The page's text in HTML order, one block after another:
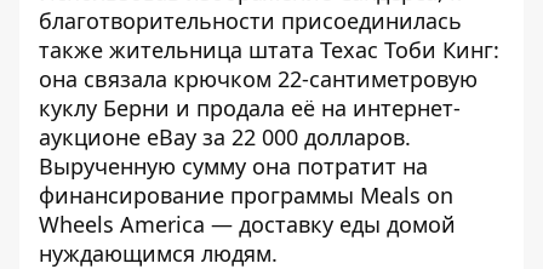
благотворительности присоединилась
также жительница штата Техас Тоби Кинг:
она связала крючком 22-сантиметровую
куклу Берни и продала её на интернет-
аукционе eBay за 22 000 долларов.
Вырученную сумму она потратит на
финансирование программы Meals on
Wheels America — доставку еды домой
нуждающимся людям.